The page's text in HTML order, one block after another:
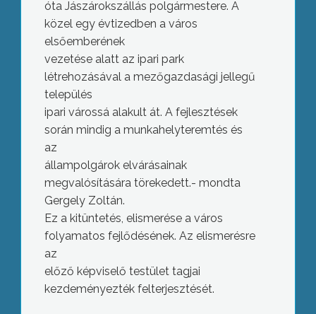
óta Jászárokszállás polgármestere. A
közel egy évtizedben a város
elsőemberének
vezetése alatt az ipari park
létrehozásával a mezőgazdasági jellegű
település
ipari várossá alakult át. A fejlesztések
során mindig a munkahelyteremtés és
az
állampolgárok elvárásainak
megvalósítására törekedett.- mondta
Gergely Zoltán.
Ez a kitüntetés, elismerése a város
folyamatos fejlődésének. Az elismerésre
az
előző képviselő testület tagjai
kezdeményezték felterjesztését.